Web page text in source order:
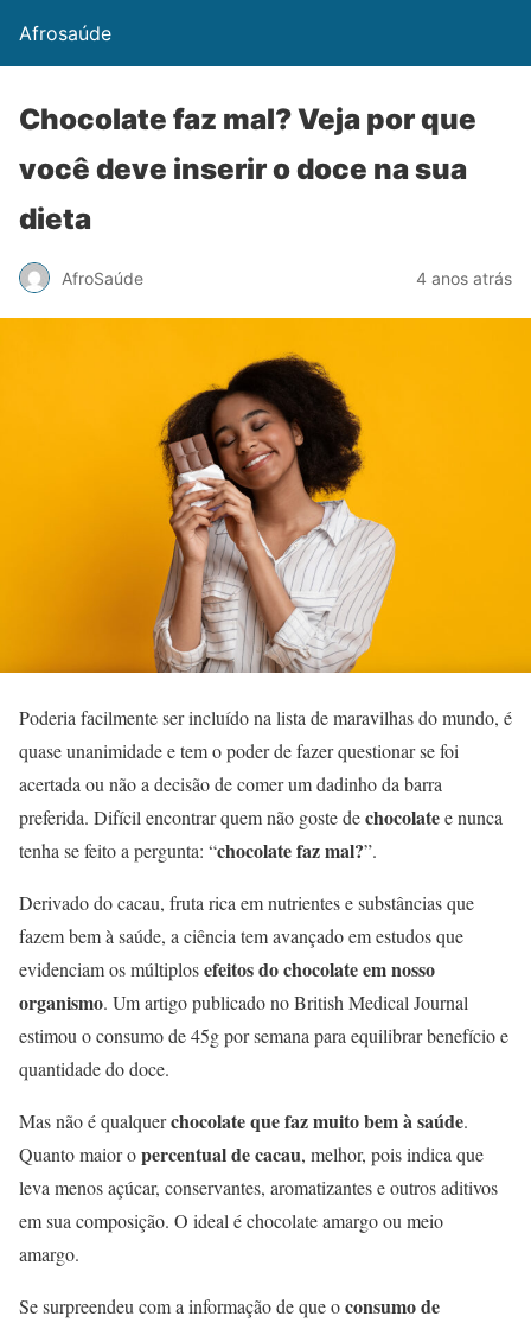
Afrosaúde
Chocolate faz mal? Veja por que
você deve inserir o doce na sua
dieta
AfroSaúde 4 anos atrás
Poderia facilmente ser incluído na lista de maravilhas do mundo, é
quase unanimidade e tem o poder de fazer questionar se foi
acertada ou não a decisão de comer um dadinho da barra
preferida. Difícil encontrar quem não goste dechocolatee nunca
tenha se feito a pergunta: “chocolate faz mal?”.
Derivado do cacau, fruta rica em nutrientes e substâncias que
fazem bem à saúde, a ciência tem avançado em estudos que
evidenciam os múltiplosefeitos do chocolate em nosso
organismo. Um artigo publicado no British Medical Journal
estimou o consumo de 45g por semana para equilibrar benefício e
quantidade do doce.
Mas não é qualquerchocolate que faz muito bem à saúde.
Quanto maior opercentual de cacau, melhor, pois indica que
leva menos açúcar, conservantes, aromatizantes e outros aditivos
em sua composição. O ideal é chocolate amargo ou meio
amargo.
Se surpreendeu com a informação de que oconsumo de